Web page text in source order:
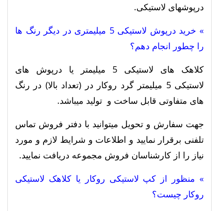
درپوشهای لاستیکی.
» خرید درپوش لاستیکی 5 میلیمتری در دیگر رنگ ها
را چطور انجام دهم؟
کلاهک های لاستیکی 5 میلیمتر یا درپوش های
لاستیکی 5 میلیمتر گرد روکار در (تعداد بالا) در رنگ
های متفاوتی قابل ساخت و تولید میباشد.
جهت سفارش و تحویل میتوانید با دفتر فروش تماس
تلفنی برقرار نمایید و اطلاعات و شرایط لازم و مورد
نیاز را از کارشناسان فروش مجموعه دریافت نمایید.
» منظور از کپ لاستیکی روکار یا کلاهک لاستیکی
روکار چیست؟